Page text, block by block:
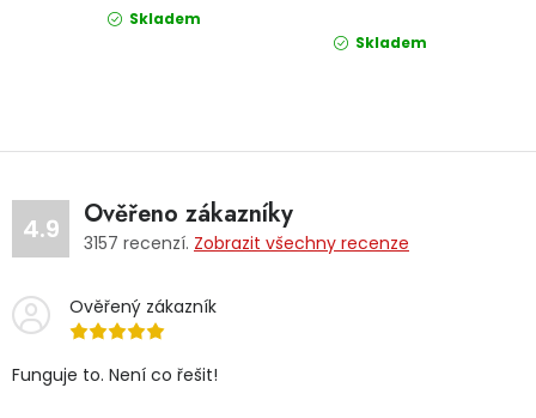
Skladem
Skladem
4.9 Ověřeno zákazníky
3157 recenzí. Zobrazit všechny recenze
Ověřený zákazník
Funguje to. Není co řešit!